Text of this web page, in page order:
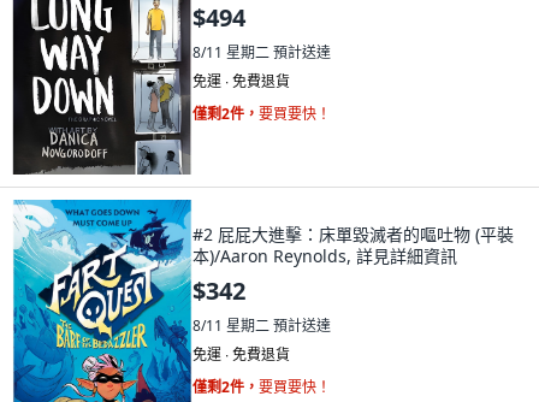
$494
8/11 星期二預計送達
免運 ∙ 免費退貨
僅剩2件， 要買要快！
#2 屁屁大進擊：床單毀滅者的嘔吐物 (平裝
本)/Aaron Reynolds, 詳見詳細資訊
$342
8/11 星期二預計送達
免運 ∙ 免費退貨
僅剩2件， 要買要快！